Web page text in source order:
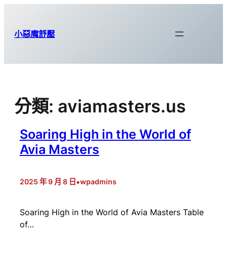
小惡魔舒壓
分類: aviamasters.us
Soaring High in the World of
Avia Masters
2025 年 9 月 8 日 •wpadmins
Soaring High in the World of Avia Masters Table
of…